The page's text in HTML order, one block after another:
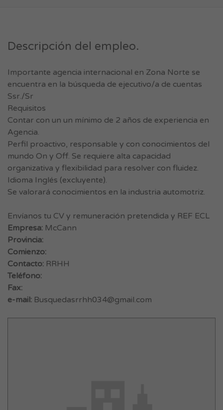
Descripción del empleo.
Importante agencia internacional en Zona Norte se
encuentra en la búsqueda de ejecutivo/a de cuentas
Ssr./Sr
Requisitos
Contar con un un mínimo de 2 años de experiencia en
Agencia.
Perfil proactivo, responsable y con conocimientos del
mundo On y Off. Se requiere alta capacidad
organizativa y flexibilidad para resolver con fluidez.
Idioma Inglés (excluyente).
Se valorará conocimientos en la industria automotriz.
Envíanos tu CV y remuneración pretendida y REF ECL
Empresa: McCann
Provincia:
Comienzo:
Contacto: RRHH
Teléfono:
Fax:
e-mail: Busquedasrrhh034@gmail.com